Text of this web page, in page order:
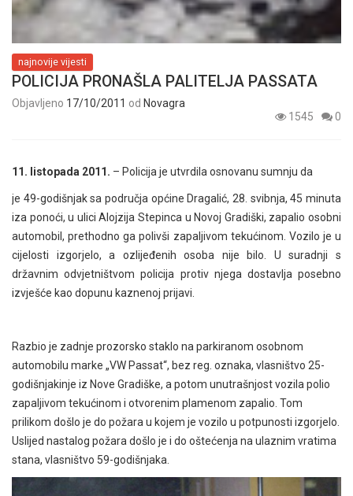
najnovije vijesti
POLICIJA PRONAŠLA PALITELJA PASSATA
Objavljeno 17/10/2011 od Novagra
1545
0
11. listopada 2011. – Policija je utvrdila osnovanu sumnju da
je 49-godišnjak sa područja općine Dragalić, 28. svibnja, 45 minuta
iza ponoći, u ulici Alojzija Stepinca u Novoj Gradiški, zapalio osobni
automobil, prethodno ga polivši zapaljivom tekućinom. Vozilo je u
cijelosti izgorjelo, a ozlijeđenih osoba nije bilo. U suradnji s
državnim odvjetništvom policija protiv njega dostavlja posebno
izvješće kao dopunu kaznenoj prijavi.
Razbio je zadnje prozorsko staklo na parkiranom osobnom
automobilu marke „VW Passat“, bez reg. oznaka, vlasništvo 25-
godišnjakinje iz Nove Gradiške, a potom unutrašnjost vozila polio
zapaljivom tekućinom i otvorenim plamenom zapalio. Tom
prilikom došlo je do požara u kojem je vozilo u potpunosti izgorjelo.
Uslijed nastalog požara došlo je i do oštećenja na ulaznim vratima
stana, vlasništvo 59-godišnjaka.